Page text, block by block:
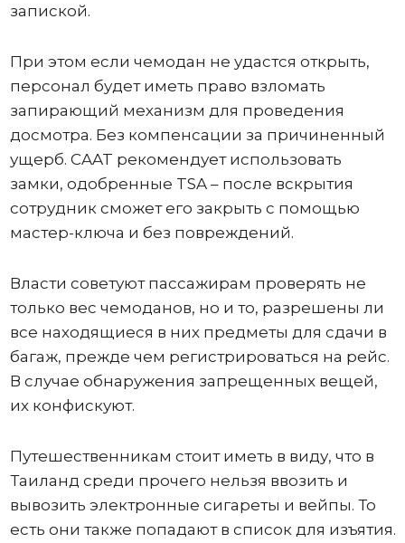
запиской.
При этом если чемодан не удастся открыть,
персонал будет иметь право взломать
запирающий механизм для проведения
досмотра. Без компенсации за причиненный
ущерб. CAAT рекомендует использовать
замки, одобренные TSA – после вскрытия
сотрудник сможет его закрыть с помощью
мастер-ключа и без повреждений.
Власти советуют пассажирам проверять не
только вес чемоданов, но и то, разрешены ли
все находящиеся в них предметы для сдачи в
багаж, прежде чем регистрироваться на рейс.
В случае обнаружения запрещенных вещей,
их конфискуют.
Путешественникам стоит иметь в виду, что в
Таиланд среди прочего нельзя ввозить и
вывозить электронные сигареты и вейпы. То
есть они также попадают в список для изъятия.